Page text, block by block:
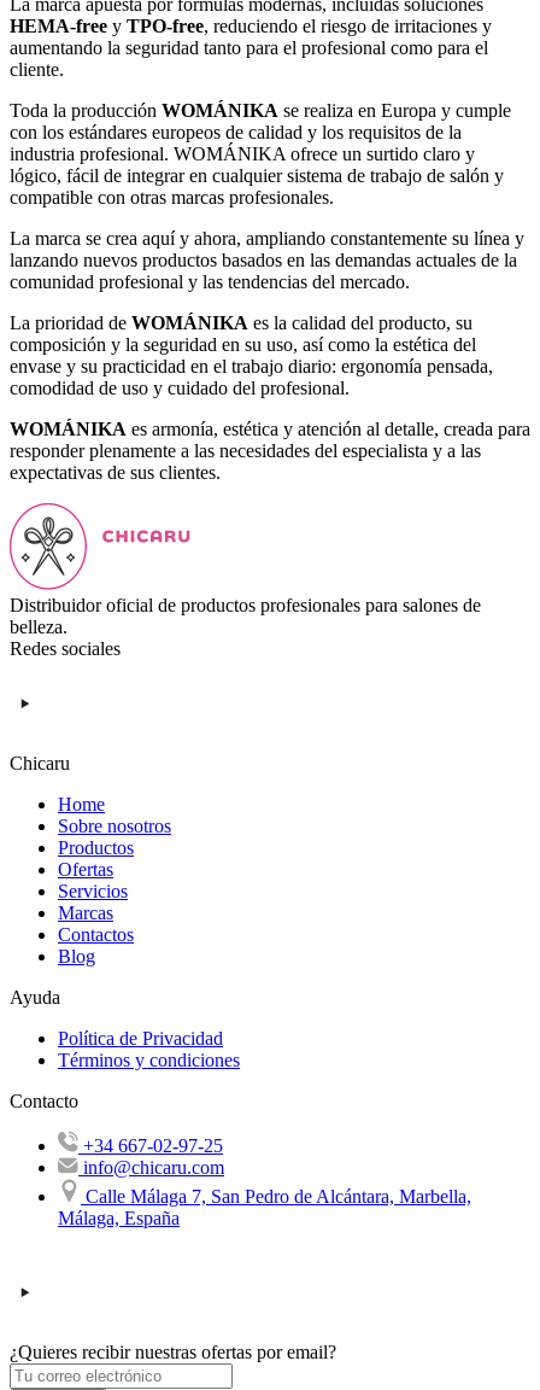
HEMA-free y TPO-free, reduciendo el riesgo de irritaciones y
aumentando la seguridad tanto para el profesional como para el
cliente.
Toda la producción WOMÁNIKA se realiza en Europa y cumple
con los estándares europeos de calidad y los requisitos de la
industria profesional. WOMÁNIKA ofrece un surtido claro y
lógico, fácil de integrar en cualquier sistema de trabajo de salón y
compatible con otras marcas profesionales.
La marca se crea aquí y ahora, ampliando constantemente su línea y
lanzando nuevos productos basados en las demandas actuales de la
comunidad profesional y las tendencias del mercado.
La prioridad de WOMÁNIKA es la calidad del producto, su
composición y la seguridad en su uso, así como la estética del
envase y su practicidad en el trabajo diario: ergonomía pensada,
comodidad de uso y cuidado del profesional.
WOMÁNIKA es armonía, estética y atención al detalle, creada para
responder plenamente a las necesidades del especialista y a las
expectativas de sus clientes.
Distribuidor oficial de productos profesionales para salones de
belleza.
Redes sociales
Chicaru
Home
Sobre nosotros
Productos
Ofertas
Servicios
Marcas
Contactos
Blog
Ayuda
Política de Privacidad
Términos y condiciones
Contacto
+34 667-02-97-25
info@chicaru.com
Calle Málaga 7, San Pedro de Alcántara, Marbella,
Málaga, España
¿Quieres recibir nuestras ofertas por email?